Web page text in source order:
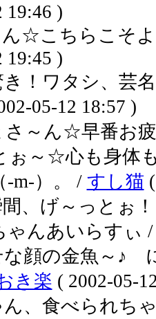
19:46 )
☆こちらこそ
19:45 )
き！ワタシ、芸
05-12 18:57 )
さ～ん☆早番お
ぉ～☆心も身体
-m-）。 / すし猫
、げ～っとぉ
ゃんあいらすぃ
な顔の金魚～♪
き楽 ( 2002-05-
ん、食べられち